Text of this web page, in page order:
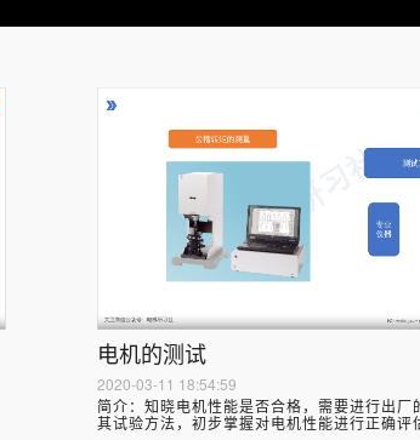
电机的测试
2020-03-11 18:54:59
简介： 知晓电机性能是否合格，需要进行出厂
其试验方法，初步掌握对电机性能进行正确评